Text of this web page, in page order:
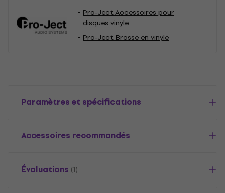
Pro-Ject Accessoires pour
disques vinyle
Pro-Ject Brosse en vinyle
Paramètres et spécifications
Accessoires recommandés
Évaluations (1)